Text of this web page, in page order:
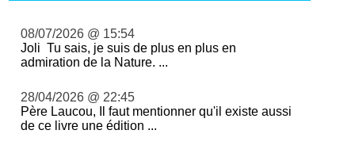
08/07/2026 @ 15:54
Joli Tu sais, je suis de plus en plus en
admiration de la Nature. ...
28/04/2026 @ 22:45
Père Laucou, Il faut mentionner qu'il existe aussi
de ce livre une édition ...